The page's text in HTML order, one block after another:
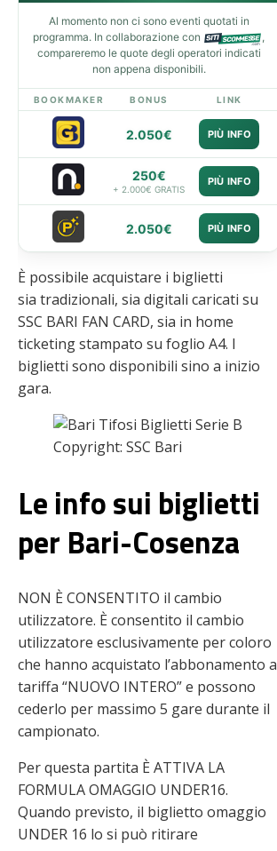
Al momento non ci sono eventi quotati in
programma. In collaborazione con
,
compareremo le quote degli operatori indicati
non appena disponibili.
BOOKMAKER BONUS LINK
2.050€ PIÙ INFO
250€
+ 2.000€ GRATIS
PIÙ INFO
2.050€ PIÙ INFO
È possibile acquistare i biglietti
sia tradizionali, sia digitali caricati su
SSC BARI FAN CARD, sia in home
ticketing stampato su foglio A4. I
biglietti sono disponibili sino a inizio
gara.
Copyright: SSC Bari
Le info sui biglietti
per Bari-Cosenza
NON È CONSENTITO il cambio
utilizzatore. È consentito il cambio
utilizzatore esclusivamente per coloro
che hanno acquistato l’abbonamento a
tariffa “NUOVO INTERO” e possono
cederlo per massimo 5 gare durante il
campionato.
Per questa partita È ATTIVA LA
FORMULA OMAGGIO UNDER16.
Quando previsto, il biglietto omaggio
UNDER 16 lo si può ritirare